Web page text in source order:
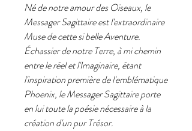
Né de notre amour des Oiseaux, le
Messager Sagittaire est l'extraordinaire
Muse de cette si belle Aventure.
Échassier de notre Terre, à mi chemin
entre le réel et l'Imaginaire, étant
l'inspiration première de l'emblématique
Phoenix, le Messager Sagittaire porte
en lui toute la poésie nécessaire à la
création d'un pur Trésor.